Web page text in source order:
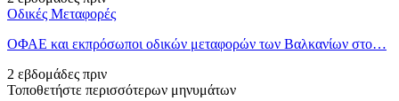
Οδικές Μεταφορές
ΟΦΑΕ και εκπρόσωποι οδικών μεταφορών των Βαλκανίων στο…
2 εβδομάδες πριν
Τοποθετήστε περισσότερων μηνυμάτων